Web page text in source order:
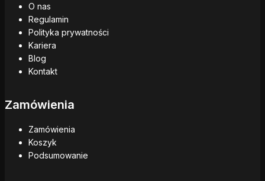
O nas
Regulamin
Polityka prywatności
Kariera
Blog
Kontakt
Zamówienia
Zamówienia
Koszyk
Podsumowanie